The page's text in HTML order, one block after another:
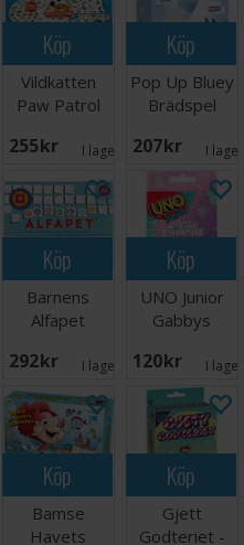
1
Köp
Vildkatten
Paw Patrol
255 SEK I lager: 5
Köp
Pop Up Bluey
Brädspel
207 SEK I
5
Köp
Barnens
Alfapet
292 SEK I lager:
Köp
UNO Junior
Gabbys
Kortspel
120 SEK I
Köp
Bamse
Havets
Köp
Gjett
Godteriet -